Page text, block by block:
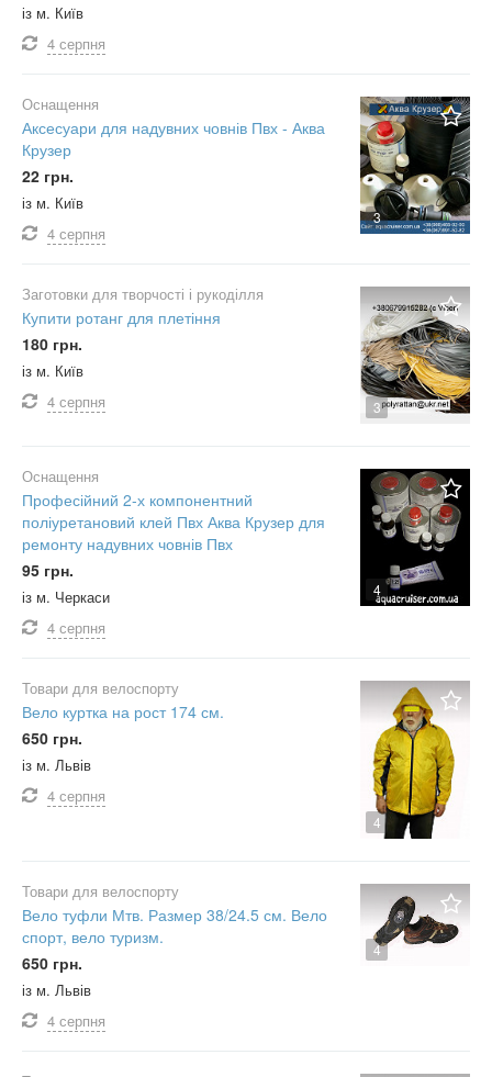
із м. Київ
4 серпня
3
Оснащення
Аксесуари для надувних човнів Пвх - Аква
Крузер
22 грн.
із м. Київ
4 серпня
3
Заготовки для творчості і рукоділля
Купити ротанг для плетіння
180 грн.
із м. Київ
4 серпня
4
Оснащення
Професійний 2-х компонентний
поліуретановий клей Пвх Аква Крузер для
ремонту надувних човнів Пвх
95 грн.
із м. Черкаси
4 серпня
4
Товари для велоспорту
Вело куртка на рост 174 см.
650 грн.
із м. Львів
4 серпня
4
Товари для велоспорту
Вело туфли Мтв. Размер 38/24.5 см. Вело
спорт, вело туризм.
650 грн.
із м. Львів
4 серпня